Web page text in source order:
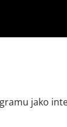
jako